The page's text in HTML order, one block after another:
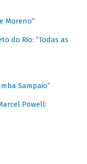
Moreno”
do Rio: “Todas as
Sampaio”
Powell: